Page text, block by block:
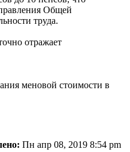
Общей
труда.
отражает
меновой стоимости в
Пн апр 08, 2019 8:54 pm